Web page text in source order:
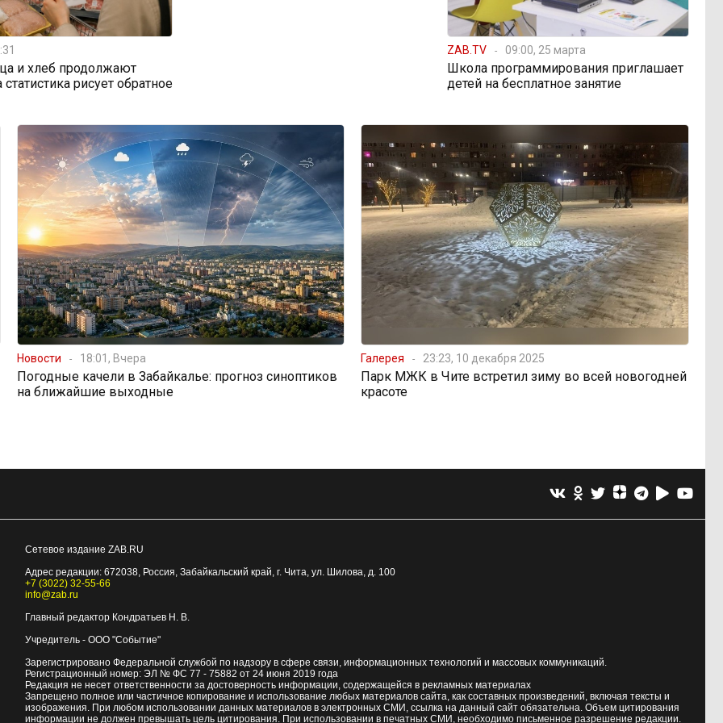
и хлеб продолжают
рисует обратное
ZAB.TV 09:00, 25 марта
Школа программирования приглашает
детей на бесплатное занятие
Новости 18:01, Вчера
Погодные качели в Забайкалье: прогноз синоптиков
на ближайшие выходные
Галерея 23:23, 10 декабря 2025
Парк МЖК в Чите встретил зиму во всей новогодней
красоте
Сетевое издание ZAB.RU
Адрес редакции: 672038, Россия, Забайкальский край, г. Чита, ул. Шилова, д. 100
+7 (3022) 32-55-66
info@zab.ru
Главный редактор Кондратьев Н. В.
Учредитель - ООО "Событие"
Зарегистрировано Федеральной службой по надзору в сфере связи, информационных технологий и массовых коммуникаций.
Регистрационный номер: ЭЛ № ФС 77 - 75882 от 24 июня 2019 года
Редакция не несет ответственности за достоверность информации, содержащейся в рекламных материалах
Запрещено полное или частичное копирование и использование любых материалов сайта, как составных произведений, включая тексты и
изображения. При любом использовании данных материалов в электронных СМИ, ссылка на данный сайт обязательна. Объем цитирования
информации не должен превышать цель цитирования. При использовании в печатных СМИ, необходимо письменное разрешение редакции.